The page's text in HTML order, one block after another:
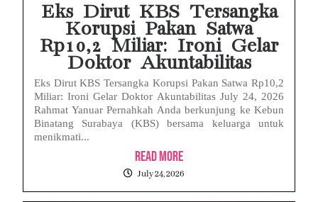
Eks Dirut KBS Tersangka
Korupsi Pakan Satwa
Rp10,2 Miliar: Ironi Gelar
Doktor Akuntabilitas
Eks Dirut KBS Tersangka Korupsi Pakan Satwa Rp10,2
Miliar: Ironi Gelar Doktor Akuntabilitas July 24, 2026
Rahmat Yanuar Pernahkah Anda berkunjung ke Kebun
Binatang Surabaya (KBS) bersama keluarga untuk
menikmati...
Read More
July 24, 2026